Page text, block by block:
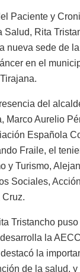
Paciente y
Salud, Rita
nueva sede de
en el
del
Marco Aurelio
Española
Fraile, el
y Turismo,
Sociales,
Cruz.
Tristancho puso
la
la
de la salud,